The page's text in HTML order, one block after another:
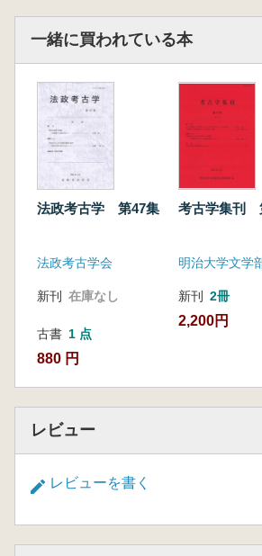
一緒に買われている本
法政考古学 第47集
法政考古学会
新刊 在庫なし
古書 1 点
880 円
考古学集刊
新刊 2冊
2,200円
レビュー
レビューを書く